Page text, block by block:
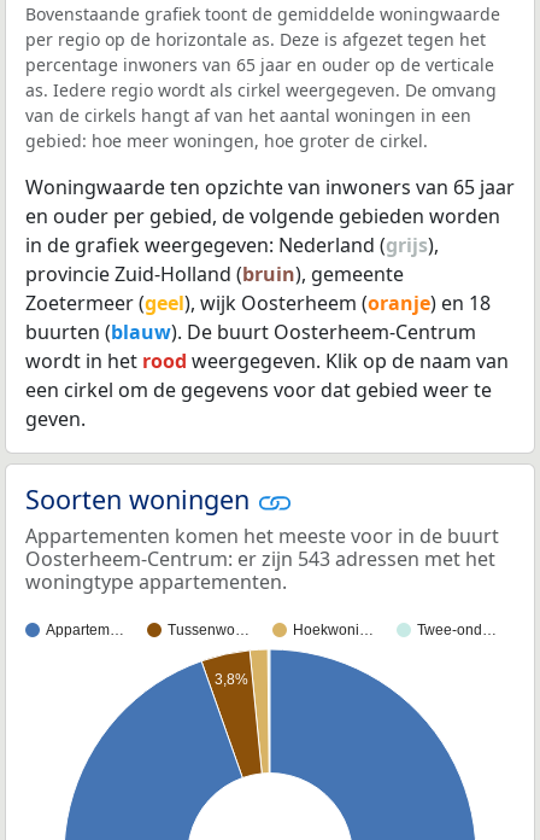
Bovenstaande grafiek toont de gemiddelde woningwaarde
per regio op de horizontale as. Deze is afgezet tegen het
percentage inwoners van 65 jaar en ouder op de verticale
as. Iedere regio wordt als cirkel weergegeven. De omvang
van de cirkels hangt af van het aantal woningen in een
gebied: hoe meer woningen, hoe groter de cirkel.
Woningwaarde ten opzichte van inwoners van 65 jaar
en ouder per gebied, de volgende gebieden worden
in de grafiek weergegeven: Nederland (grijs),
provincie Zuid-Holland (bruin), gemeente
Zoetermeer (geel), wijk Oosterheem (oranje) en 18
buurten (blauw). De buurt Oosterheem-Centrum
wordt in het rood weergegeven. Klik op de naam van
een cirkel om de gegevens voor dat gebied weer te
geven.
Soorten woningen
Appartementen komen het meeste voor in de buurt
Oosterheem-Centrum: er zijn 543 adressen met het
woningtype appartementen.
Appartem… Tussenwo… Hoekwoni… Twee-ond…
3,8%